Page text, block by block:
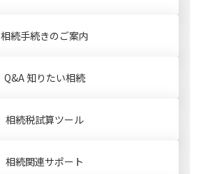
相続手続きのご案内
Q&A 知りたい相続
相続税試算ツール
相続関連サポート